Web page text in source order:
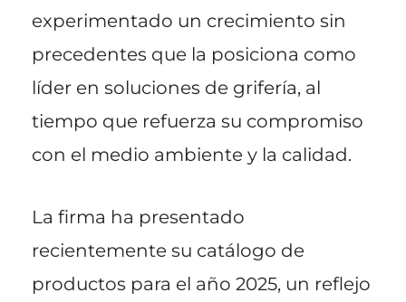
experimentado un crecimiento sin
precedentes que la posiciona como
líder en soluciones de grifería, al
tiempo que refuerza su compromiso
con el medio ambiente y la calidad.
La firma ha presentado
recientemente su catálogo de
productos para el año 2025, un reflejo